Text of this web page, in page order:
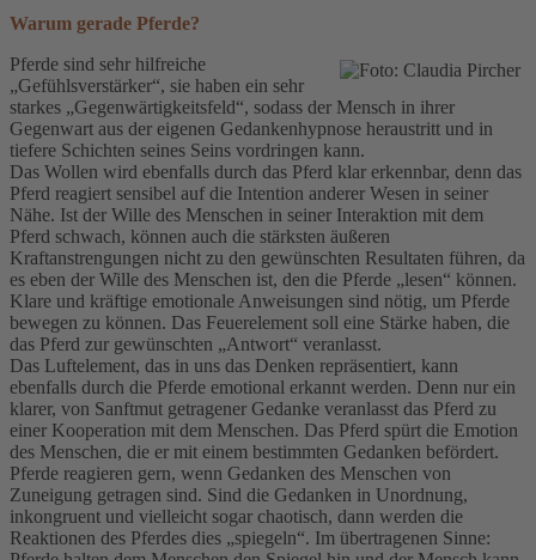
Warum gerade Pferde?
Pferde sind sehr hilfreiche
„Gefühlsverstärker“, sie haben ein sehr
starkes „Gegenwärtigkeitsfeld“, sodass der Mensch in ihrer
Gegenwart aus der eigenen Gedankenhypnose heraustritt und in
tiefere Schichten seines Seins vordringen kann.
Das Wollen wird ebenfalls durch das Pferd klar erkennbar, denn das
Pferd reagiert sensibel auf die Intention anderer Wesen in seiner
Nähe. Ist der Wille des Menschen in seiner Interaktion mit dem
Pferd schwach, können auch die stärksten äußeren
Kraftanstrengungen nicht zu den gewünschten Resultaten führen, da
es eben der Wille des Menschen ist, den die Pferde „lesen“ können.
Klare und kräftige emotionale Anweisungen sind nötig, um Pferde
bewegen zu können. Das Feuerelement soll eine Stärke haben, die
das Pferd zur gewünschten „Antwort“ veranlasst.
Das Luftelement, das in uns das Denken repräsentiert, kann
ebenfalls durch die Pferde emotional erkannt werden. Denn nur ein
klarer, von Sanftmut getragener Gedanke veranlasst das Pferd zu
einer Kooperation mit dem Menschen. Das Pferd spürt die Emotion
des Menschen, die er mit einem bestimmten Gedanken befördert.
Pferde reagieren gern, wenn Gedanken des Menschen von
Zuneigung getragen sind. Sind die Gedanken in Unordnung,
inkongruent und vielleicht sogar chaotisch, dann werden die
Reaktionen des Pferdes dies „spiegeln“. Im übertragenen Sinne: